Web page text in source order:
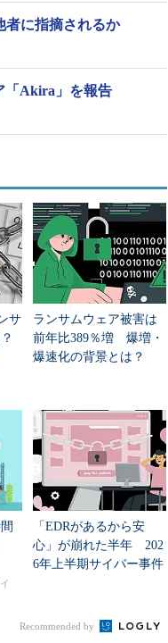
に指摘されるか
「Akira」を報告
サ
ランサムウェア被害は
前年比389％増 爆増・
爆速化の背景とは？
「EDRがあるから安
心」が崩れた半年 202
6年上半期サイバー事件
Recommended by